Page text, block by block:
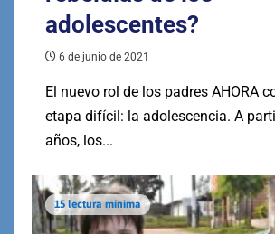
adolescentes?
6 de junio de 2021
El nuevo rol de los padres AHORA
etapa difícil: la adolescencia. A
años, los...
15 lectura mínima